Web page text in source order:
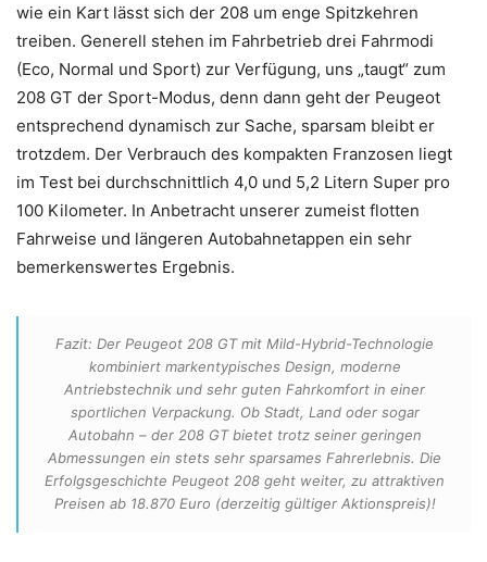
wie ein Kart lässt sich der 208 um enge Spitzkehren
treiben. Generell stehen im Fahrbetrieb drei Fahrmodi
(Eco, Normal und Sport) zur Verfügung, uns „taugt“ zum
208 GT der Sport-Modus, denn dann geht der Peugeot
entsprechend dynamisch zur Sache, sparsam bleibt er
trotzdem. Der Verbrauch des kompakten Franzosen liegt
im Test bei durchschnittlich 4,0 und 5,2 Litern Super pro
100 Kilometer. In Anbetracht unserer zumeist flotten
Fahrweise und längeren Autobahnetappen ein sehr
bemerkenswertes Ergebnis.
Fazit: Der Peugeot 208 GT mit Mild-Hybrid-Technologie
kombiniert markentypisches Design, moderne
Antriebstechnik und sehr guten Fahrkomfort in einer
sportlichen Verpackung. Ob Stadt, Land oder sogar
Autobahn – der 208 GT bietet trotz seiner geringen
Abmessungen ein stets sehr sparsames Fahrerlebnis. Die
Erfolgsgeschichte Peugeot 208 geht weiter, zu attraktiven
Preisen ab 18.870 Euro (derzeitig gültiger Aktionspreis)!